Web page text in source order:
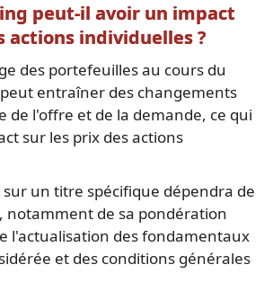
peut-il avoir un impact
actions individuelles ?
des portefeuilles au cours du
entraîner des changements
de l'offre et de la demande, ce qui
sur les prix des actions
un titre spécifique dépendra de
notamment de sa pondération
l'actualisation des fondamentaux
et des conditions générales